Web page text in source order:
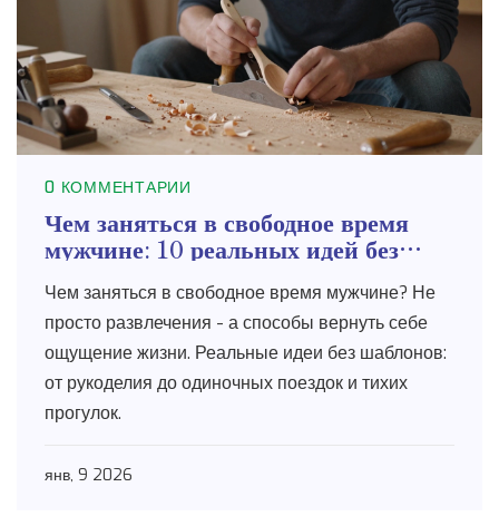
0 КОММЕНТАРИИ
Чем заняться в свободное время
мужчине: 10 реальных идей без
Чем заняться в свободное время мужчине? Не
просто развлечения - а способы вернуть себе
ощущение жизни. Реальные идеи без шаблонов:
от рукоделия до одиночных поездок и тихих
прогулок.
янв, 9 2026